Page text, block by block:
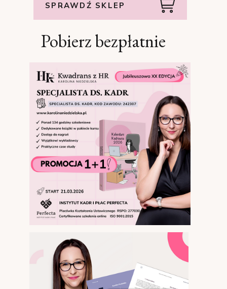
SPRAWDŹ SKLEP
Pobierz bezpłatnie